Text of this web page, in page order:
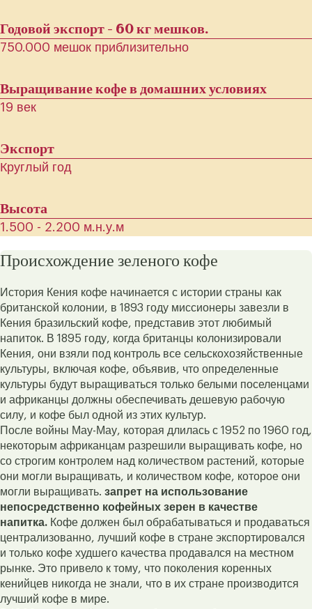
Годовой экспорт - 60 кг мешков.
750.000 мешок приблизительно
Выращивание кофе в домашних условиях
19 век
Экспорт
Круглый год
Высота
1.500 - 2.200 м.н.у.м
Происхождение зеленого кофе
История Кения кофе начинается с истории страны как
британской колонии, в 1893 году миссионеры завезли в
Кения бразильский кофе, представив этот любимый
напиток. В 1895 году, когда британцы колонизировали
Кения, они взяли под контроль все сельскохозяйственные
культуры, включая кофе, объявив, что определенные
культуры будут выращиваться только белыми поселенцами
и африканцы должны обеспечивать дешевую рабочую
силу, и кофе был одной из этих культур.
После войны Мау-Мау, которая длилась с 1952 по 1960 год,
некоторым африканцам разрешили выращивать кофе, но
со строгим контролем над количеством растений, которые
они могли выращивать, и количеством кофе, которое они
могли выращивать. запрет на использование
непосредственно кофейных зерен в качестве
напитка. Кофе должен был обрабатываться и продаваться
централизованно, лучший кофе в стране экспортировался
и только кофе худшего качества продавался на местном
рынке. Это привело к тому, что поколения коренных
кенийцев никогда не знали, что в их стране производится
лучший кофе в мире.